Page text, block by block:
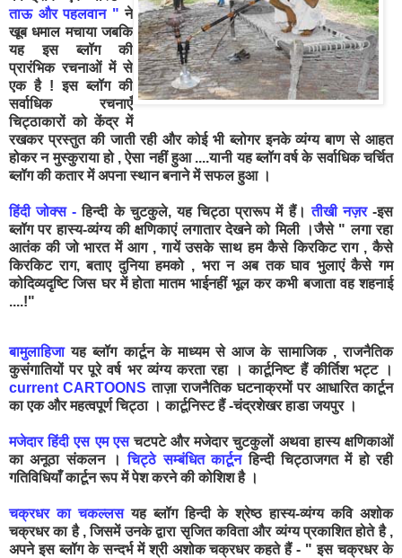
ताऊ और पहलवान "ने
खूब धमाल मचाया जबकि
यह इस ब्लॉग की
प्रारंभिक रचनाओं में से
एक है ! इस ब्लॉग की
सर्वाधिक रचनाएँ
चिट्ठाकारों को केंद्र में
रखकर प्रस्तुत की जाती रही और कोई भी ब्लोगर इनके व्यंग्य बाण से आहत
होकर न मुस्कुराया हो , ऐसा नहीं हुआ ....यानी यह ब्लॉग वर्ष के सर्वाधिक चर्चित
ब्लॉग की कतार में अपना स्थान बनाने में सफल हुआ ।
हिंदी जोक्स- हिन्दी के चुटकुले, यह चिट्ठा प्रारूप में हैं।तीखी नज़र-इस
ब्लॉग पर हास्य-व्यंग्य की क्षणिकाएं लगातार देखने को मिली ।जैसे " लगा रहा
आतंक की जो भारत में आग , गायें उसके साथ हम कैसे किरकिट राग , कैसे
किरकिट राग, बताए दुनिया हमको , भरा न अब तक घाव भुलाएं कैसे गम
कोदिव्यदृष्टि जिस घर में होता मातम भाईनहीं भूल कर कभी बजाता वह शहनाई
....!"
बामुलाहिजायह ब्लॉग कार्टून के माध्यम से आज के सामाजिक , राजनैतिक
कुसंगातियों पर पूरे वर्ष भर व्यंग्य करता रहा । कार्टूनिष्ट हैं कीर्तिश भट्ट ।
current CARTOONS ताज़ा राजनैतिक घटनाक्रमों पर आधारित कार्टून
का एक और महत्वपूर्ण चिट्ठा । कार्टूनिस्ट हैं -चंद्रशेखर हाडा जयपुर ।
मजेदार हिंदी एस एम एसचटपटे और मजेदार चुटकुलों अथवा हास्य क्षणिकाओं
का अनूठा संकलन ।चिट्ठे सम्बंधित कार्टूनहिन्दी चिट्ठाजगत में हो रही
गतिविधियाँ कार्टून रूप में पेश करने की कोशिश है ।
चक्रधर का चकल्लसयह ब्लॉग हिन्दी के श्रेष्ठ हास्य-व्यंग्य कवि अशोक
चक्रधर का है , जिसमें उनके द्वारा सृजित कविता और व्यंग्य प्रकाशित होते है ,
अपने इस ब्लॉग के सन्दर्भ में श्री अशोक चक्रधर कहते हैं - " इस चक्रधर के